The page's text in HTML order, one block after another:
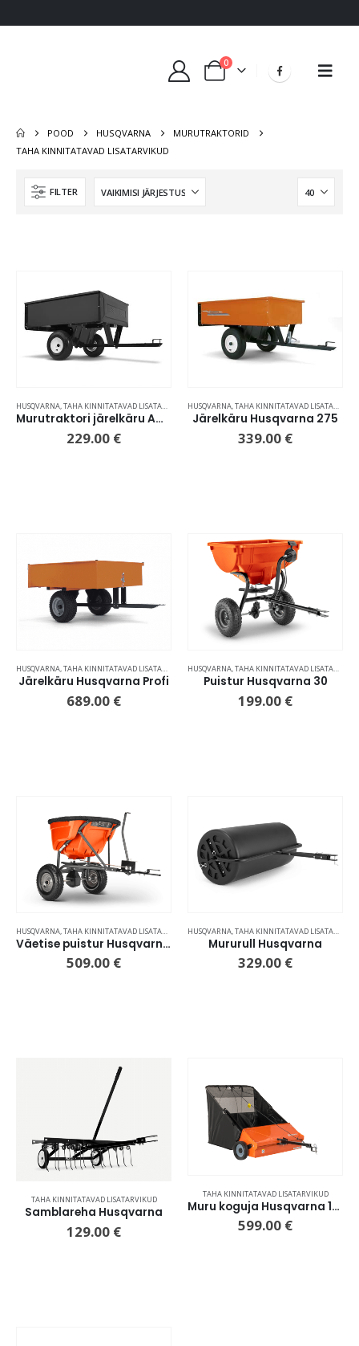
0
POOD HUSQVARNA
MURUTRAKTORID
TAHA KINNITATAVAD LISATARVIKUD
FILTER
HUSQVARNA,TAHA KINNITATAVAD LISATARVIKUD
Murutraktori järelkäru AGRI
229.00 €
HUSQVARNA,TAHA KINNITATAVAD LISATARVIKUD
Järelkäru Husqvarna 275
339.00 €
HUSQVARNA,TAHA KINNITATAVAD LISATARVIKUD
Järelkäru Husqvarna Profi
689.00 €
HUSQVARNA,TAHA KINNITATAVAD LISATARVIKUD
Puistur Husqvarna 30
199.00 €
HUSQVARNA,TAHA KINNITATAVAD LISATARVIKUD
Väetise puistur Husqvarna 75
509.00 €
HUSQVARNA,TAHA KINNITATAVAD LISATARVIKUD
Mururull Husqvarna
329.00 €
TAHA KINNITATAVAD LISATARVIKUD
Samblareha Husqvarna
129.00 €
TAHA KINNITATAVAD LISATARVIKUD
Muru koguja Husqvarna 107cm
599.00 €